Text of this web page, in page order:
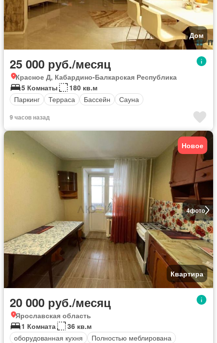
Дом
25 000 руб./месяц
Красное Д, Кабардино-Балкарская Республика
5 Комнаты
180 кв.м
Паркинг
Терраса Бассейн Сауна
9 часов назад
4фото
Новое
Квартира
20 000 руб./месяц
Ярославская область
1 Комната
36 кв.м
оборудованная кухня
Полностью меблирована